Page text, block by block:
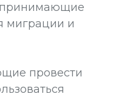
принимающие
миграции и
провести